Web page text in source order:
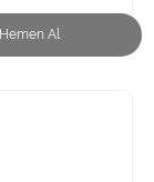
Hemen Al